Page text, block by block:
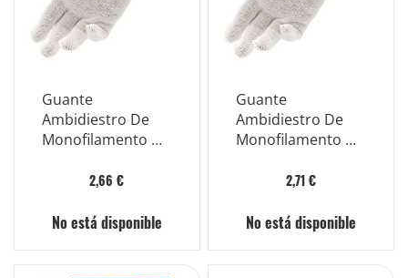
Guante
Ambidiestro De
Monofilamento De
Para Alergias Der
2,66 €
No está disponible
Guante
Ambidiestro De
Monofilamento De
Para Alergias Der
2,71 €
No está disponible